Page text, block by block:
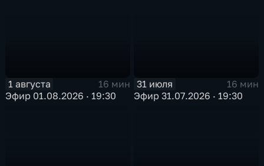
1 августа
16 мин
Эфир 01.08.2026 · 19:30
31 июля
16 мин
Эфир 31.07.2026 · 19:30